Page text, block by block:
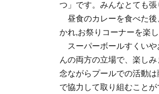
つ」です。みんなとても
昼食のカレーを食べた後
かれ,お祭りコーナーを楽し
スーパーボールすくいや
んの両方の立場で、楽し
念ながらプールでの活動
で協力して取り組むことが